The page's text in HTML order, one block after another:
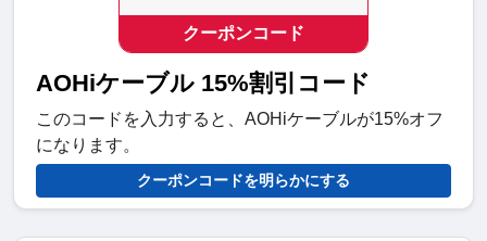
クーポンコード
AOHiケーブル 15%割引コード
このコードを入力すると、AOHiケーブルが15%オフ
になります。
クーポンコードを明らかにする